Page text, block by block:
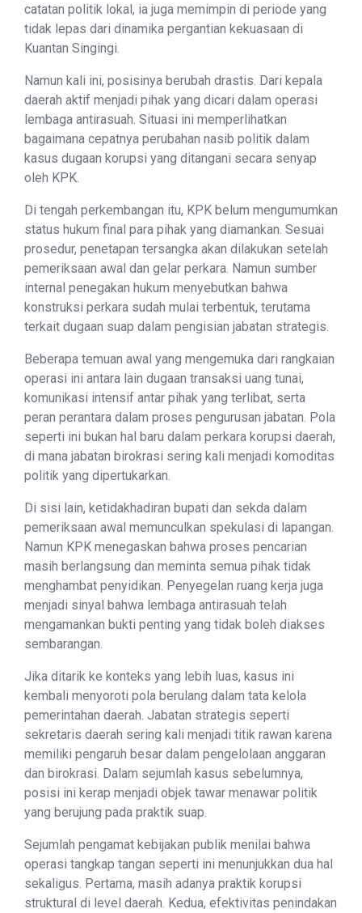
catatan politik lokal, ia juga memimpin di periode yang
tidak lepas dari dinamika pergantian kekuasaan di
Kuantan Singingi.
Namun kali ini, posisinya berubah drastis. Dari kepala
daerah aktif menjadi pihak yang dicari dalam operasi
lembaga antirasuah. Situasi ini memperlihatkan
bagaimana cepatnya perubahan nasib politik dalam
kasus dugaan korupsi yang ditangani secara senyap
oleh KPK.
Di tengah perkembangan itu, KPK belum mengumumkan
status hukum final para pihak yang diamankan. Sesuai
prosedur, penetapan tersangka akan dilakukan setelah
pemeriksaan awal dan gelar perkara. Namun sumber
internal penegakan hukum menyebutkan bahwa
konstruksi perkara sudah mulai terbentuk, terutama
terkait dugaan suap dalam pengisian jabatan strategis.
Beberapa temuan awal yang mengemuka dari rangkaian
operasi ini antara lain dugaan transaksi uang tunai,
komunikasi intensif antar pihak yang terlibat, serta
peran perantara dalam proses pengurusan jabatan. Pola
seperti ini bukan hal baru dalam perkara korupsi daerah,
di mana jabatan birokrasi sering kali menjadi komoditas
politik yang dipertukarkan.
Di sisi lain, ketidakhadiran bupati dan sekda dalam
pemeriksaan awal memunculkan spekulasi di lapangan.
Namun KPK menegaskan bahwa proses pencarian
masih berlangsung dan meminta semua pihak tidak
menghambat penyidikan. Penyegelan ruang kerja juga
menjadi sinyal bahwa lembaga antirasuah telah
mengamankan bukti penting yang tidak boleh diakses
sembarangan.
Jika ditarik ke konteks yang lebih luas, kasus ini
kembali menyoroti pola berulang dalam tata kelola
pemerintahan daerah. Jabatan strategis seperti
sekretaris daerah sering kali menjadi titik rawan karena
memiliki pengaruh besar dalam pengelolaan anggaran
dan birokrasi. Dalam sejumlah kasus sebelumnya,
posisi ini kerap menjadi objek tawar menawar politik
yang berujung pada praktik suap.
Sejumlah pengamat kebijakan publik menilai bahwa
operasi tangkap tangan seperti ini menunjukkan dua hal
sekaligus. Pertama, masih adanya praktik korupsi
struktural di level daerah. Kedua, efektivitas penindakan